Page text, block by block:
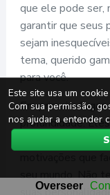
que ele pode ser,
garantir que seus
sejam
tema, querido
para você.
Em primeiro
profundidade.
falhas e
seu mundo. Não
Este site usa um
Com sua permissão,
nos ajudar a entender